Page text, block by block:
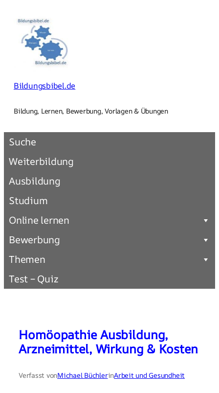
Inhalt
springen
Bildungsbibel.de
Bildung, Lernen, Bewerbung, Vorlagen & Übungen
Suche
Weiterbildung
Ausbildung
Studium
Online lernen
Bewerbung
Themen
Test – Quiz
Homöopathie Ausbildung,
Arzneimittel, Wirkung & Kosten
Verfasst vonMichael BüchlerinArbeit und Gesundheit